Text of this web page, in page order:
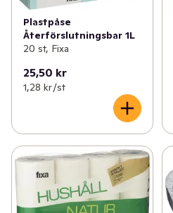
Plastpåse
Återförslutningsbar 1L
20 st, Fixa
25,50 kr
1,28 kr /st